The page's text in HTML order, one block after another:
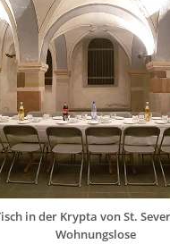
in der Krypta von St.
Wohnungslose